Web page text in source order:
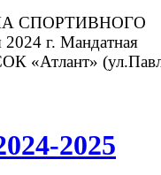
СПОРТИВНОГО
г. Мандатная
«Атлант»
2025